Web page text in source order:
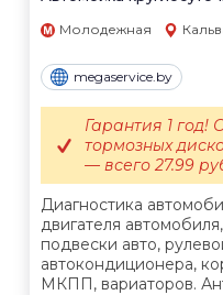
Молодежная
megaservice.by
Диагностика
двигателя
подвески авто,
автокондиционера,
МКПП, вариаторов.
Гарантия 1 год!
тормозных
— всего 27.99